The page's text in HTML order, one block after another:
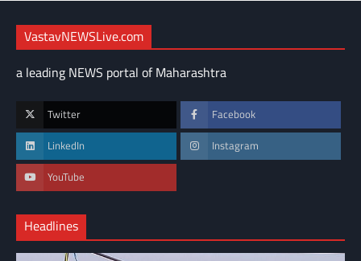
VastavNEWSLive.com
a leading NEWS portal of Maharashtra
Twitter Facebook
LinkedIn Instagram
YouTube
Headlines